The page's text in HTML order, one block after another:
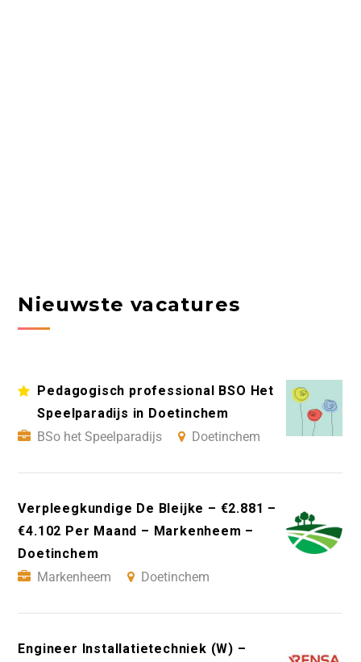
Nieuwste vacatures
Pedagogisch professional BSO Het
Speelparadijs in Doetinchem
BSo het Speelparadijs
Doetinchem
Verpleegkundige De Bleijke – €2.881 –
€4.102 Per Maand – Markenheem –
Doetinchem
Markenheem
Doetinchem
Engineer Installatietechniek (W) –